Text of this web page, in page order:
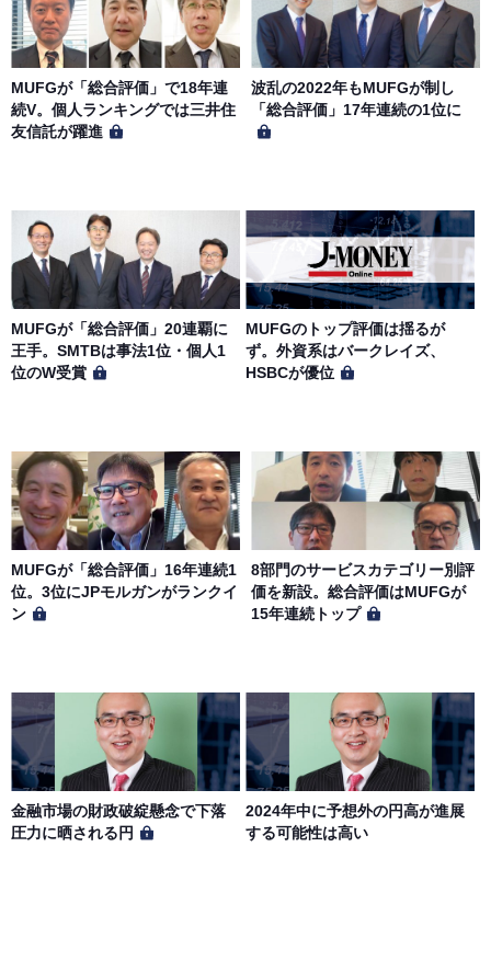
MUFGが「総合評価」で18年連
続V。個人ランキングでは三井住
友信託が躍進
波乱の2022年もMUFGが制し
「総合評価」17年連続の1位に
MUFGが「総合評価」20連覇に
王手。SMTBは事法1位・個人1
位のW受賞
MUFGのトップ評価は揺るが
ず。外資系はバークレイズ、
HSBCが優位
MUFGが「総合評価」16年連続1
位。3位にJPモルガンがランクイ
ン
8部門のサービスカテゴリー別評
価を新設。総合評価はMUFGが
15年連続トップ
金融市場の財政破綻懸念で下落
圧力に晒される円
2024年中に予想外の円高が進展
する可能性は高い